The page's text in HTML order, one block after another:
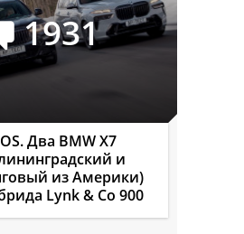
1931
Два BMW X7
и
из Америки)
Lynk & Co 900